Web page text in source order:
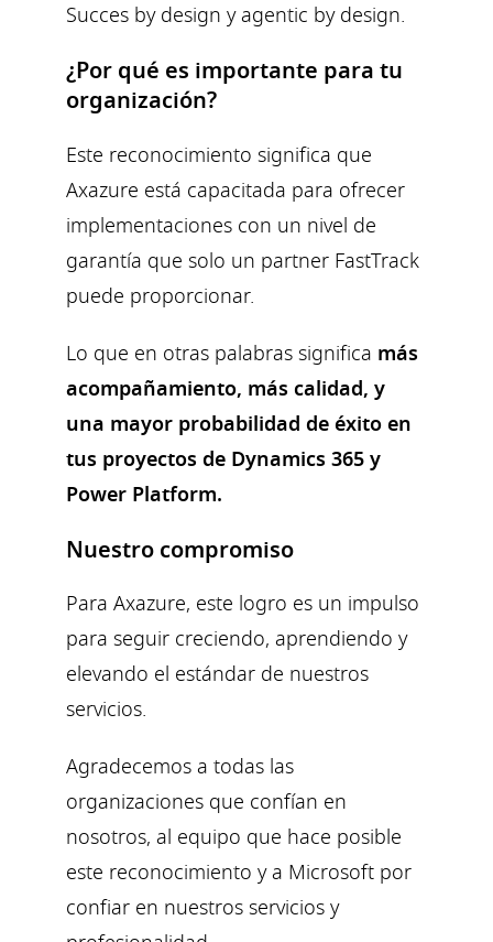
Succes by design y agentic by design.
¿Por qué es importante para tu
organización?
Este reconocimiento significa que
Axazure está capacitada para ofrecer
implementaciones con un nivel de
garantía que solo un partner FastTrack
puede proporcionar.
Lo que en otras palabras significa más
acompañamiento, más calidad, y
una mayor probabilidad de éxito en
tus proyectos de Dynamics 365 y
Power Platform.
Nuestro compromiso
Para Axazure, este logro es un impulso
para seguir creciendo, aprendiendo y
elevando el estándar de nuestros
servicios.
Agradecemos a todas las
organizaciones que confían en
nosotros, al equipo que hace posible
este reconocimiento y a Microsoft por
confiar en nuestros servicios y